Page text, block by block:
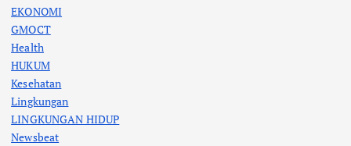
EKONOMI
GMOCT
Health
HUKUM
Kesehatan
Lingkungan
LINGKUNGAN HIDUP
Newsbeat